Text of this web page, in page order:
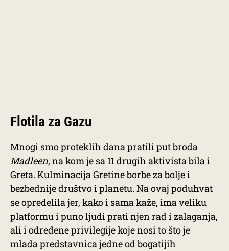
Flotila za Gazu
Mnogi smo proteklih dana pratili put broda
Madleen, na kom je sa 11 drugih aktivista bila i
Greta. Kulminacija Gretine borbe za bolje i
bezbednije društvo i planetu. Na ovaj poduhvat
se opredelila jer, kako i sama kaže, ima veliku
platformu i puno ljudi prati njen rad i zalaganja,
ali i određene privilegije koje nosi to što je
mlada predstavnica jedne od bogatijih